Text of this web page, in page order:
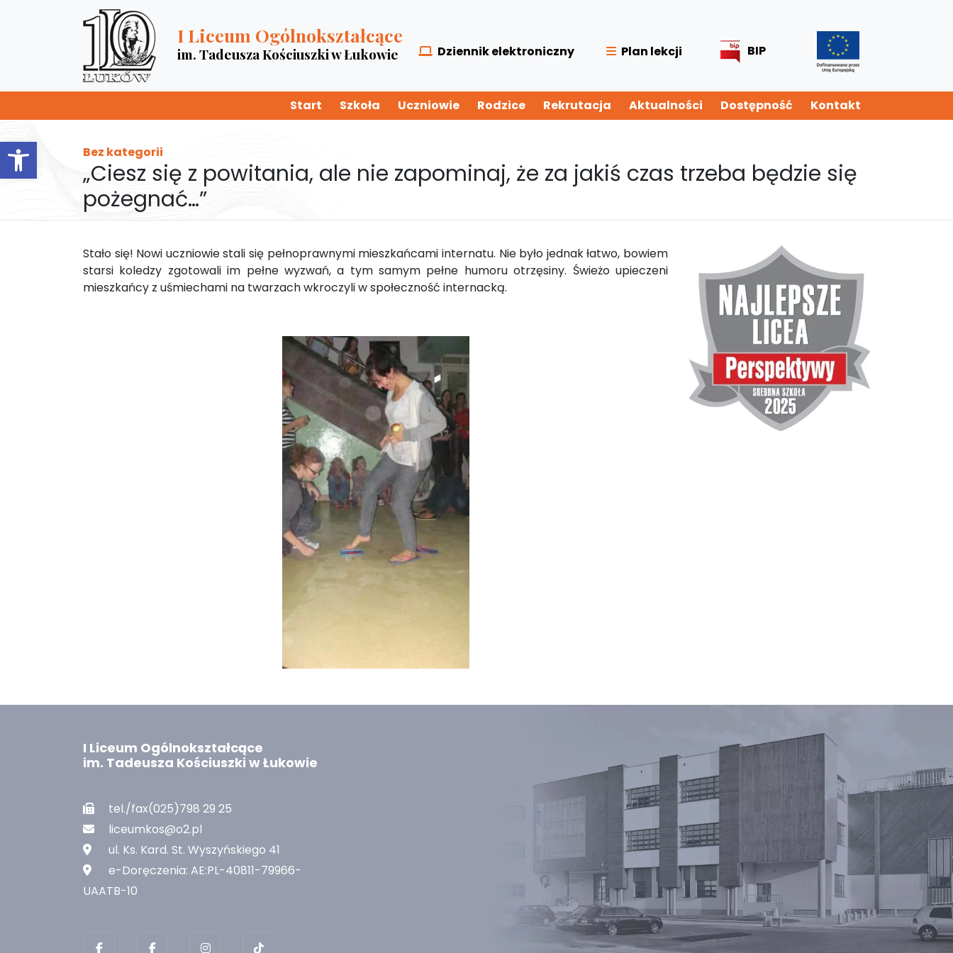
Otwórz pasek narzędzi
I Liceum Ogólnokształcące
im. Tadeusza Kościuszki w Łukowie Dziennik elektroniczny Plan lekcji BIP
Start Szkoła Uczniowie Rodzice Rekrutacja Aktualności Dostępność Kontakt
Bez kategorii
„Ciesz się z powitania, ale nie zapominaj, że za jakiś czas trzeba będzie się
pożegnać…”
Stało się! Nowi uczniowie stali się pełnoprawnymi mieszkańcami internatu. Nie było jednak łatwo, bowiem
starsi koledzy zgotowali im pełne wyzwań, a tym samym pełne humoru otrzęsiny. Świeżo upieczeni
mieszkańcy z uśmiechami na twarzach wkroczyli w społeczność internacką.
I Liceum Ogólnokształcące
im. Tadeusza Kościuszki w Łukowie
tel./fax(025)798 29 25
liceumkos@o2.pl
ul. Ks. Kard. St. Wyszyńskiego 41
e-Doręczenia: AE:PL-40811-79966-
UAATB-10